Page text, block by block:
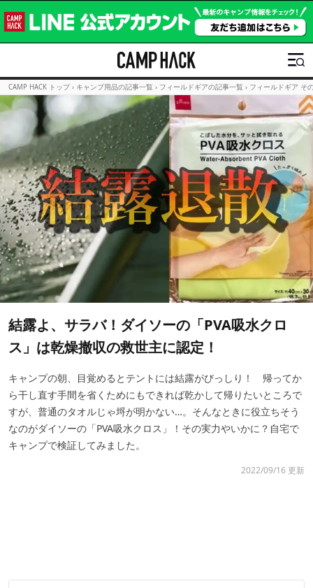
CAMP HACK トップ › キャンプ用品の記事一覧 › フィールドギアの記事一覧 › フィールドギア そ
結露よ、サラバ！ダイソーの「PVA吸水クロ
ス」は乾燥撤収の救世主に認定！
キャンプの朝、目覚めるとテントには結露がびっしり！ 帰ってか
ら干し直す手間を省くためにもできれば乾かして帰りたいところで
すが、普通のタオルじゃ埒が明かない…。そんなときに役立ちそう
なのがダイソーの「PVA吸水クロス」！その実力やいかに？自宅で
キャンプで検証してみました。
2022/09/16 更新